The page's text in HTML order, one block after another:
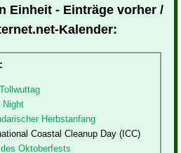
Einheit - Einträge vorher /
Kalender:
Night
Herbstanfang
Coastal Cleanup Day (ICC)
Oktoberfests